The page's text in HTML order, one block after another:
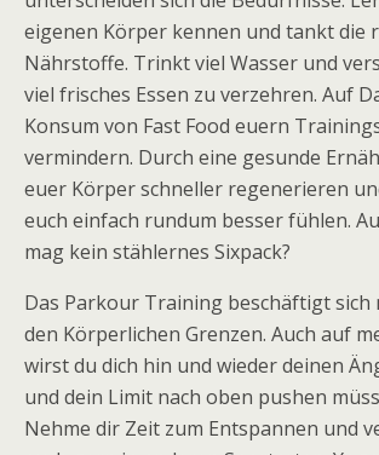
eigenen Körper kennen und tankt die
Nährstoffe. Trinkt viel Wasser und
viel frisches Essen zu verzehren. Auf
Konsum von Fast Food euern
vermindern. Durch eine gesunde
euer Körper schneller regenerieren
euch einfach rundum besser fühlen.
mag kein stählernes Sixpack?
Das Parkour Training beschäftigt
den Körperlichen Grenzen. Auch auf
wirst du dich hin und wieder deinen
und dein Limit nach oben pushen
Nehme dir Zeit zum Entspannen und